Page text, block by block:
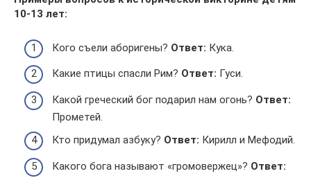
10-13 лет:
Кого съели аборигены? Ответ: Кука.
Какие птицы спасли Рим? Ответ: Гуси.
Какой греческий бог подарил нам огонь? Ответ:
Прометей.
Кто придумал азбуку? Ответ: Кирилл и Мефодий.
Какого бога называют «громовержец»? Ответ: